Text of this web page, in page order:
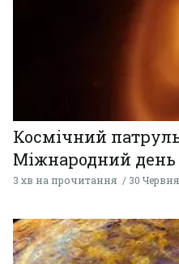
Космічний
Міжнародний день
3 хв на прочитання 30